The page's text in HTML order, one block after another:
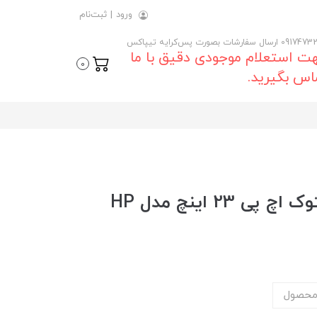
ورود | ثبت‌نام
سفارشات بصورت پس‌کرایه تیپاکس
استعلام موجودی دقیق با ما
بگیرید.
0
خرید و قیمت روز مانیتور استوک اچ پی 23 اینچ مدل HP